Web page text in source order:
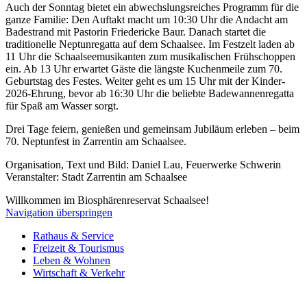
Auch der Sonntag bietet ein abwechslungsreiches Programm für die
ganze Familie: Den Auftakt macht um 10:30 Uhr die Andacht am
Badestrand mit Pastorin Friedericke Baur. Danach startet die
traditionelle Neptunregatta auf dem Schaalsee. Im Festzelt laden ab
11 Uhr die Schaalseemusikanten zum musikalischen Frühschoppen
ein. Ab 13 Uhr erwartet Gäste die längste Kuchenmeile zum 70.
Geburtstag des Festes. Weiter geht es um 15 Uhr mit der Kinder-
2026-Ehrung, bevor ab 16:30 Uhr die beliebte Badewannenregatta
für Spaß am Wasser sorgt.
Drei Tage feiern, genießen und gemeinsam Jubiläum erleben – beim
70. Neptunfest in Zarrentin am Schaalsee.
Organisation, Text und Bild: Daniel Lau, Feuerwerke Schwerin
Veranstalter: Stadt Zarrentin am Schaalsee
Willkommen im Biosphärenreservat Schaalsee!
Navigation überspringen
Rathaus & Service
Freizeit & Tourismus
Leben & Wohnen
Wirtschaft & Verkehr